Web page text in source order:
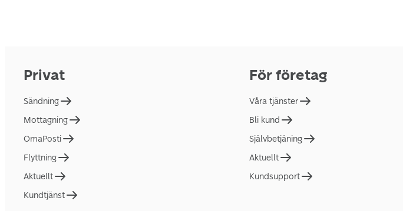
Privat
Sändning
Mottagning
OmaPosti
Flyttning
Aktuellt
Kundtjänst
För företag
Våra tjänster
Bli kund
Självbetjäning
Aktuellt
Kundsupport